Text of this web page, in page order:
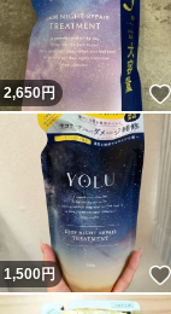
いいね！
2,650円
いいね！
1,500円